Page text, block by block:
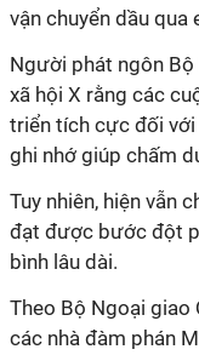
vận chuyển dầu qua
Người phát ngôn
xã hội X rằng các
triển tích cực đối với
ghi nhớ giúp chấm
Tuy nhiên, hiện vẫn
đạt được bước đột
bình lâu dài.
Theo Bộ Ngoại giao
các nhà đàm phán